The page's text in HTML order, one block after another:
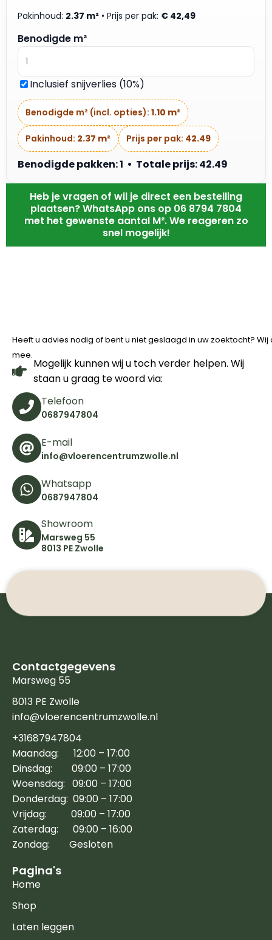
Pakinhoud: 2.37 m² • Prijs per pak: € 42,49
Benodigde m²
Inclusief snijverlies (10%)
Benodigde m² (incl. opties): 1.10 m²
Pakinhoud: 2.37 m² Prijs per pak: 42.49
Benodigde pakken: 1 • Totale prijs: 42.49
Heb je vragen of wil je direct een bestelling
plaatsen? WhatsApp ons op 06 8794 7804
met het gewenste aantal M². We reageren zo
snel mogelijk!
Heeft u advies nodig of bent u niet geslaagd in uw zoektocht?
mee.
Mogelijk kunnen wij u toch verder helpen. Wij
staan u graag te woord via:
Telefoon
0687947804
E-mail
info@vloerencentrumzwolle.nl
Whatsapp
0687947804
Showroom
Marsweg 55
8013 PE Zwolle
Contactgegevens
Marsweg 55
8013 PE Zwolle
info@vloerencentrumzwolle.nl
+31687947804
Maandag: 12:00 – 17:00
Dinsdag: 09:00 – 17:00
Woensdag: 09:00 – 17:00
Donderdag: 09:00 – 17:00
Vrijdag: 09:00 – 17:00
Zaterdag: 09:00 – 16:00
Zondag: Gesloten
Pagina's
Home
Shop
Laten leggen